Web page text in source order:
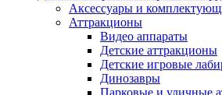
Аксессуары и
Аттракционы
Видео аппараты
Детские аттракционы
Детские игровые
Динозавры
Парковые и уличные